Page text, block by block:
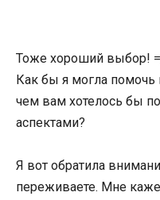
Тоже хороший выбор!
Как бы я могла помочь
чем вам хотелось бы
аспектами?
Я вот обратила
переживаете. Мне